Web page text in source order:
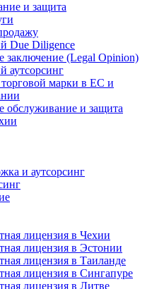
и защита
Due Diligence
заключение (Legal Opinion)
аутсорсинг
торговой марки в ЕС и
обслуживание и защита
и аутсорсинг
лицензия в Чехии
лицензия в Эстонии
лицензия в Таиланде
лицензия в Сингапуре
лицензия в Литве